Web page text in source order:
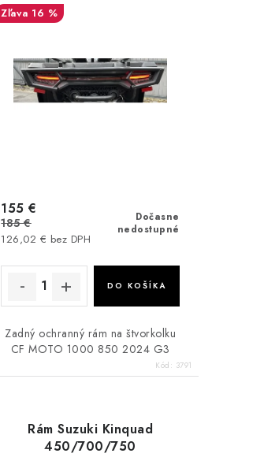
16 %
Dočasne
nedostupné
126,02 € bez DPH
155 €
185 €
DO KOŠÍKA
Zadný ochranný rám na štvorkolku
CF MOTO 1000 850 2024 G3
Kód: 3791
Rám Suzuki Kinquad
450/700/750